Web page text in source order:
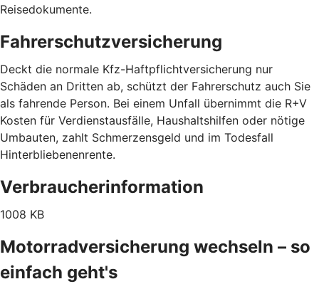
Reisedokumente.
Fahrerschutzversicherung
Deckt die normale Kfz-Haftpflichtversicherung nur
Schäden an Dritten ab, schützt der Fahrerschutz auch Sie
als fahrende Person. Bei einem Unfall übernimmt die R+V
Kosten für Verdienstausfälle, Haushaltshilfen oder nötige
Umbauten, zahlt Schmerzensgeld und im Todesfall
Hinterbliebenenrente.
Verbraucherinformation
1008 KB
Motorradversicherung wechseln – so
einfach geht's